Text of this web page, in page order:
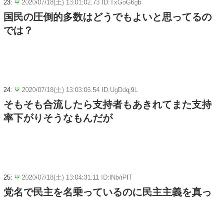
23: Ψ 2020/07/18(土) 13:01:02.73 ID:TxGoG6gb
国民の圧倒的多数はどうでもよいと思ってるの
では？
24: Ψ 2020/07/18(土) 13:03:06.54 ID:UgDdqj9L
そもそも合流したら支持者もあきれてまた支持
率下がりそうなもんだが
25: Ψ 2020/07/18(土) 13:04:31.11 ID:lNb/iPlT
党名で民主を名乗っているのに民主主義を真っ